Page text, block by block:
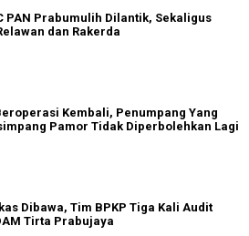
PAN Prabumulih Dilantik, Sekaligus
dan Rakerda
Kembali, Penumpang Yang
Pamor Tidak Diperbolehkan Lagi
Dibawa, Tim BPKP Tiga Kali Audit
Tirta Prabujaya